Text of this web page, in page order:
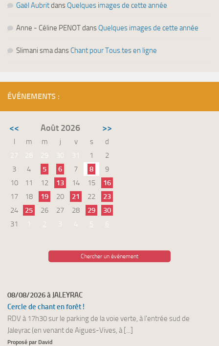
Gaël Aubritdans Quelques images de cette année
Anne - Céline PENOTdans Quelques images de cette année
Slimani smadans Chant pour Tous.tes en ligne
ÉVÉNEMENTS :
<< Août 2026 >>
l m m j v s
d
27
28 29 30 31 1
2
3
4 5 6 7 8
9
10
11 12 13 14 15
16
17
18 19 20 21 22
23
24
25 26 27 28 29
30
31
1 2 3 4 5 6
Chercher un événement
08/08/2026 à JALEYRAC
Cercle de chant en forêt !
RDV à 17h30 sur le parking de la voie verte, à l'entrée sud de
Jaleyrac (en venant de Aigues-Vives, à [...]
Proposé par David